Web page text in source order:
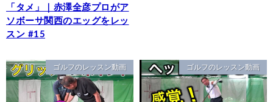
「タメ」｜赤澤全彦プロがア
ソボーサ関西のエッグをレッ
スン #15
ゴルフのレッスン動画 ゴルフのレッスン動画